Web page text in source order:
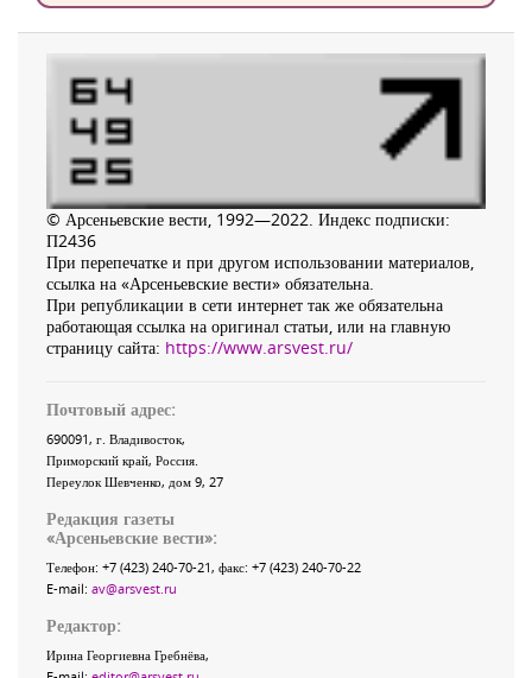
© Арсеньевские вести, 1992—2022. Индекс подписки:
П2436
При перепечатке и при другом использовании материалов,
ссылка на «Арсеньевские вести» обязательна.
При републикации в сети интернет так же обязательна
работающая ссылка на оригинал статьи, или на главную
страницу сайта: https://www.arsvest.ru/
Почтовый адрес:
690091, г. Владивосток,
Приморский край, Россия
Переулок Шевченко, дом 9, 27
Редакция газеты
«Арсеньевские вести»:
Телефон: +7 (423) 240-70-21, факс: +7 (423) 240-70-22
E-mail: av@arsvest.ru
Редактор:
Ирина Георгиевна Гребнёва,